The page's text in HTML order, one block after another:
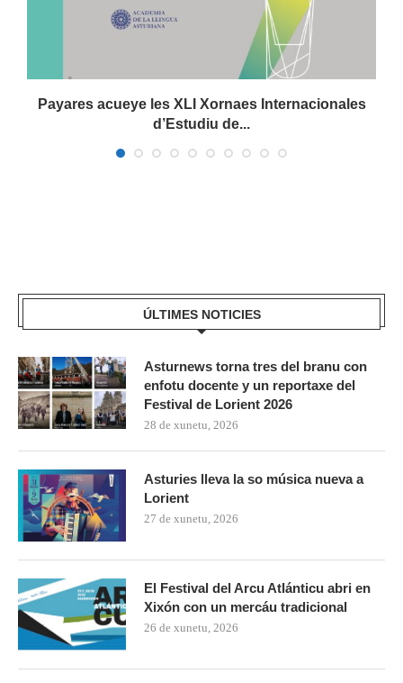
Payares acueye les XLI Xornaes Internacionales
d’Estudiu de...
ÚLTIMES NOTICIES
Asturnews torna tres del branu con
enfotu docente y un reportaxe del
Festival de Lorient 2026
28 de xunetu, 2026
Asturies lleva la so música nueva a
Lorient
27 de xunetu, 2026
El Festival del Arcu Atlánticu abri en
Xixón con un mercáu tradicional
26 de xunetu, 2026